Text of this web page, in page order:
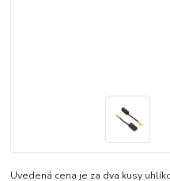
Uvedená cena je za dva kusy